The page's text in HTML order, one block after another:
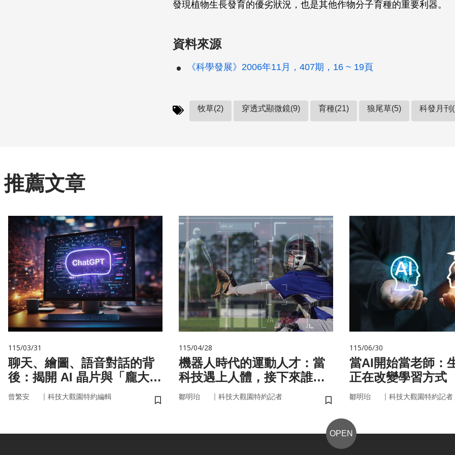
發現植物生長發育的優劣狀況，也是其他作物分子育種的重要利器。
資料來源
《科學發展》2006年11月，407期，16 ~ 19頁
牧草(2) 穿透式顯微鏡(9) 育種(21) 狼尾草(5) 科發月刊
推薦文章
115/03/31
聊天、繪圖、語音對話的背
後：揭開 AI 晶片與「龐大算
力」的真面目
曾繁安 ｜ 科技大觀園特約編輯
儲存書籤
115/04/28
機器人時代的運動人才：當
科技遇上人體，接下來誰來
接手？
鄒明珆 ｜ 科技大觀園特約記者
儲存書籤
115/06/30
當AI開始當老師：
正在改變學習方式
鄒明珆 ｜ 科技大觀園特約記者
OPEN